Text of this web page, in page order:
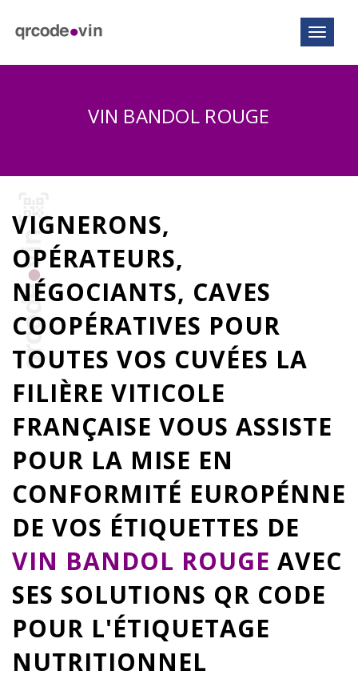
Toggle
VIN BANDOL ROUGE
VIGNERONS,
OPÉRATEURS,
NÉGOCIANTS, CAVES
COOPÉRATIVES POUR
TOUTES VOS CUVÉES LA
FILIÈRE VITICOLE
FRANÇAISE VOUS ASSISTE
POUR LA MISE EN
CONFORMITÉ EUROPÉNNE
DE VOS ÉTIQUETTES DE
VIN BANDOL ROUGE AVEC
SES SOLUTIONS QR CODE
POUR L'ÉTIQUETAGE
NUTRITIONNEL